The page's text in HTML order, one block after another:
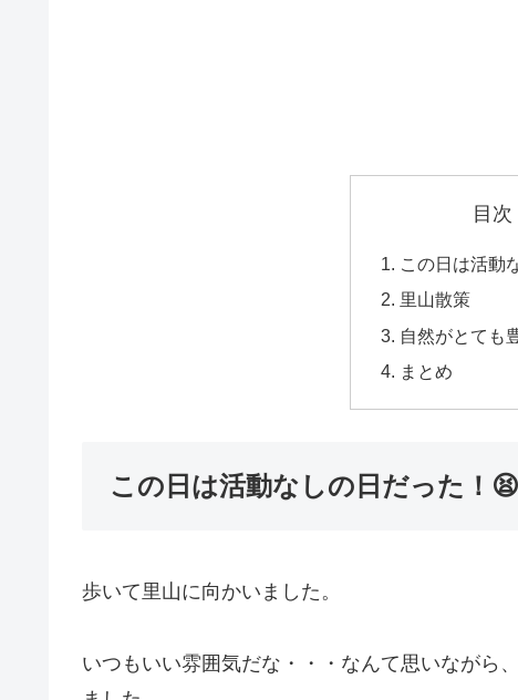
目次
この日は活動
里山散策
自然がとても
まとめ
この日は活動なしの日だった！😫
歩いて里山に向かいました。
いつもいい雰囲気だな・・・なんて思いながら